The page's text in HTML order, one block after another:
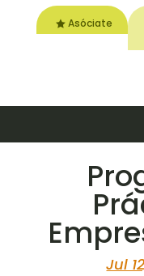
Asóciate
Jul